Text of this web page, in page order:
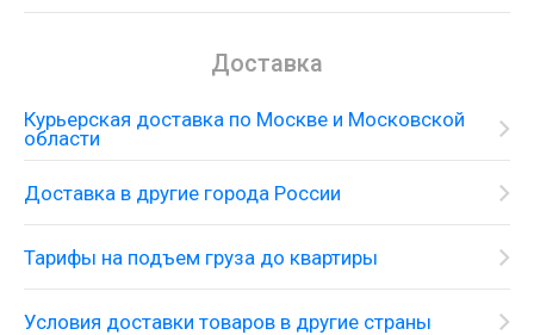
Доставка
Курьерская доставка по Москве и Московской
области
Доставка в другие города России
Тарифы на подъем груза до квартиры
Условия доставки товаров в другие страны